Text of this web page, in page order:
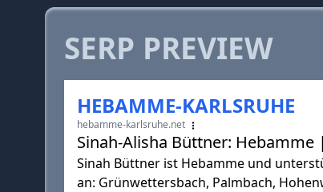
SERP PREVIEW
HEBAMME-KARLSRUHE
hebamme-karlsruhe.net
Sinah-Alisha Büttner:
Sinah Büttner ist Hebamme und
an: Grünwettersbach, Palmbach,